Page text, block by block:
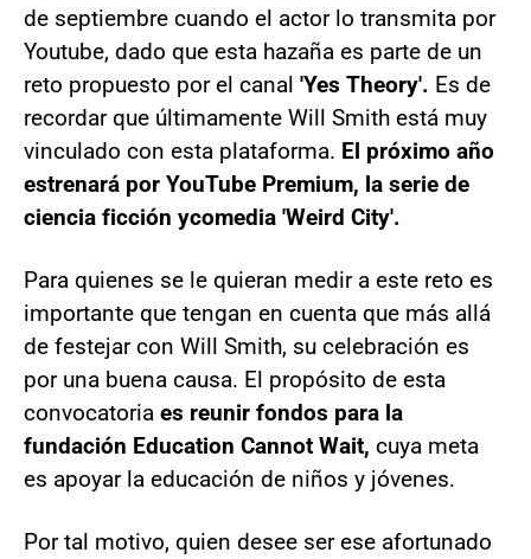
de septiembre cuando el actor lo transmita por
Youtube, dado que esta hazaña es parte de un
reto propuesto por el canal 'Yes Theory'. Es de
recordar que últimamente Will Smith está muy
vinculado con esta plataforma. El próximo año
estrenará por YouTube Premium, la serie de
ciencia ficción ycomedia 'Weird City'.
Para quienes se le quieran medir a este reto es
importante que tengan en cuenta que más allá
de festejar con Will Smith, su celebración es
por una buena causa. El propósito de esta
convocatoria es reunir fondos para la
fundación Education Cannot Wait, cuya meta
es apoyar la educación de niños y jóvenes.
Por tal motivo, quien desee ser ese afortunado